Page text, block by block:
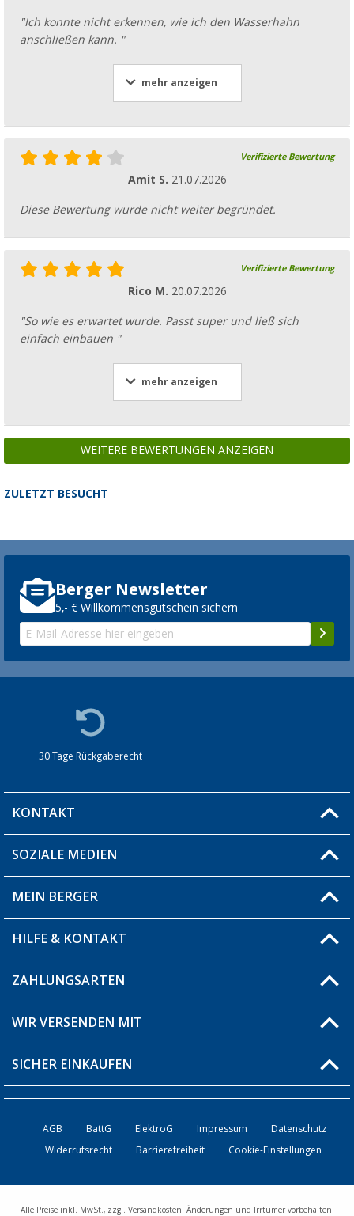
"Ich konnte nicht erkennen, wie ich den Wasserhahn
anschließen kann. "
mehr anzeigen
Verifizierte Bewertung
Amit S. 21.07.2026
Diese Bewertung wurde nicht weiter begründet.
Verifizierte Bewertung
Rico M. 20.07.2026
"So wie es erwartet wurde. Passt super und ließ sich
einfach einbauen "
mehr anzeigen
WEITERE BEWERTUNGEN ANZEIGEN
ZULETZT BESUCHT
Berger Newsletter
5,- € Willkommensgutschein sichern
30 Tage Rückgaberecht
KONTAKT
Du hast eine Frage?
Filiale finden
SOZIALE MEDIEN
MEIN BERGER
Blog
Produkttester
Über uns
HILFE & KONTAKT
Fragen & Antworten / FAQ
Versandinformationen
Bestellstatus
Kontakt
ZAHLUNGSARTEN
WIR VERSENDEN MIT
SICHER EINKAUFEN
AGB BattG ElektroG Impressum
Datenschutz
Widerrufsrecht
Barrierefreiheit Cookie-Einstellungen
Alle Preise inkl. MwSt., zzgl. Versandkosten. Änderungen und Irrtümer vorbehalten.